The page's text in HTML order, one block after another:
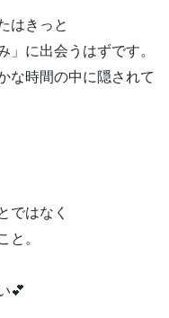
はきっと
に出会うはずです。
な時間の中に隠されて
ではなく
。
💕